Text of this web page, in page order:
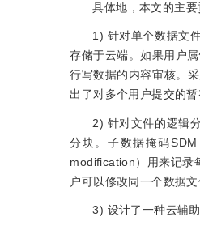
具体地，本文的主要
1) 针对单个数据文
存储于云端。如果用户
行写数据的内容审核。
出了对多个用户提交的暂
2) 针对文件的逻辑
分块。子数据掩码
modification）用来记录
户可以修改同一个数据
3) 设计了一种云辅